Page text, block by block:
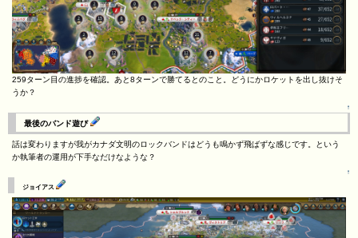
259ターン目の進捗を確認。あと8ターンで勝てるとのこと。どうにかロケットを出し抜けそ
うか？
↑
最後のバンド遊び
話は変わりますが我がカナダ文明のロックバンドはどうも鳴かず飛ばずな感じです。という
か執筆者の運用が下手なだけなような？
↑
ジョイアス